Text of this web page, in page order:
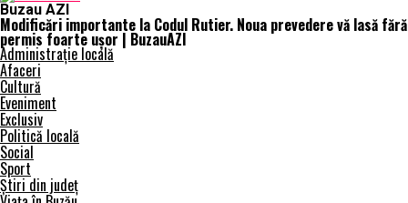
Buzau AZI
Modificări importante la Codul Rutier. Noua prevedere vă lasă fără
permis foarte ușor | BuzauAZI
Administrație locală
Afaceri
Cultură
Eveniment
Exclusiv
Politică locală
Social
Sport
Știri din județ